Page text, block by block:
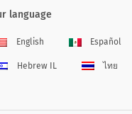
language
English Español
Hebrew IL ไทย